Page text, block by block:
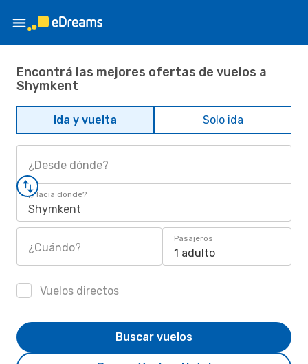
Encontrá las mejores ofertas de vuelos a
Shymkent
Ida y vuelta Solo ida
¿Desde dónde?
¿Hacia dónde?
Shymkent
¿Cuándo?
Pasajeros
1 adulto
Vuelos directos
Buscar vuelos